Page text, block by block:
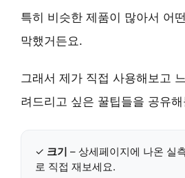
특히 비슷한 제품이 많아서 어
막했거든요.
그래서 제가 직접 사용해보고
려드리고 싶은 꿀팁들을 공유
✓ 크기 – 상세페이지에 나온 실
로 직접 재보세요.